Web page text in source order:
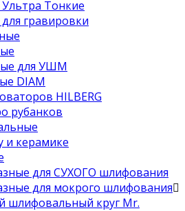
Тонкие
гравировки
для УШМ
DIAM
HILBERG
рубанков
и керамике
для СУХОГО шлифования
для мокрого шлифования
шлифовальный круг Mr.